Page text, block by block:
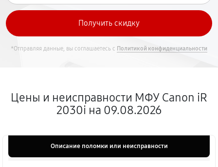
*Отправляя данные, вы соглашаетесь с Политикой конфиденциальности
Цены и неисправности МФУ Canon iR
2030i на 09.08.2026
Описание поломки или неисправности